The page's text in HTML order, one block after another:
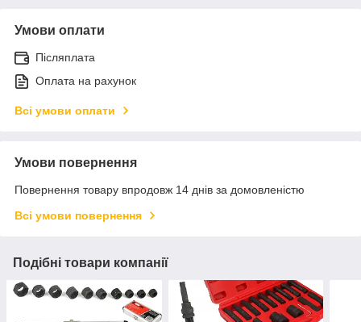
Умови оплати
Післяплата
Оплата на рахунок
Всі умови оплати
Умови повернення
Повернення товару впродовж 14 днів за домовленістю
Всі умови повернення
Подібні товари компанії